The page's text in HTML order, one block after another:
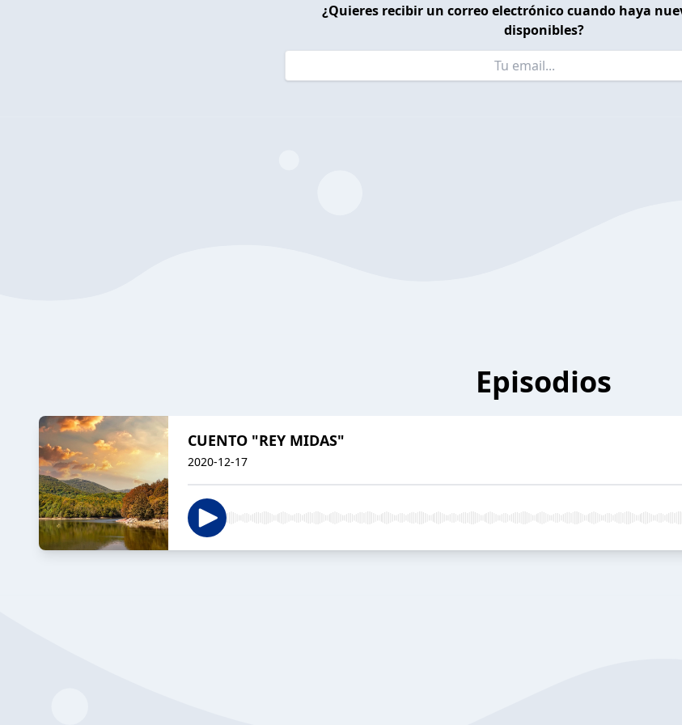
¿Quieres recibir un correo electrónico cuando haya
disponibles?
Episodios
CUENTO "REY MIDAS"
2020-12-17